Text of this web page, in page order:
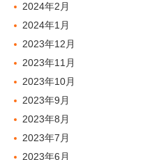
2024年2月
2024年1月
2023年12月
2023年11月
2023年10月
2023年9月
2023年8月
2023年7月
2023年6月